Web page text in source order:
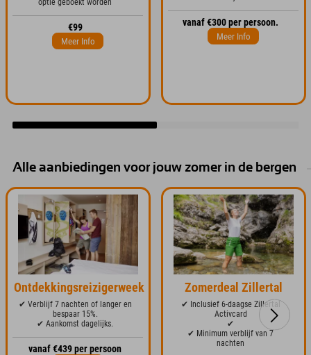
optie geboekt worden
€99
Meer Info
vanaf €300 per persoon.
Meer Info
Alle aanbiedingen voor jouw zomer in de bergen
Ontdekkingsreizigerweek
✔ Verblijf 7 nachten of langer en
bespaar 15%.
✔ Aankomst dagelijks.
vanaf €439 per persoon
Zomerdeal Zillertal
✔ Inclusief 6-daagse Zillertal
Activcard
✔
✔ Minimum verblijf van 7
nachten